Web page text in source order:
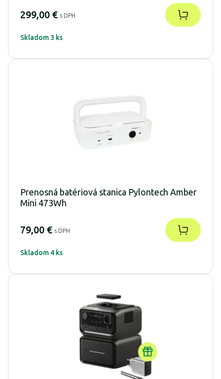
299,00 € s DPH
Skladom 3 ks
Prenosná batériová stanica Pylontech Amber
Mini 473Wh
79,00 € s DPH
Skladom 4 ks